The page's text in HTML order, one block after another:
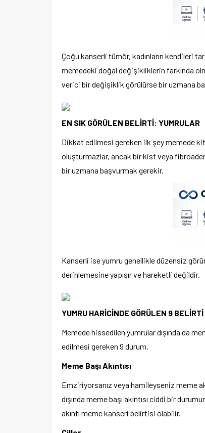
Çoğu kanserli tümör, kadınların kendileri
memedeki doğal değişikliklerin farkında
verici bir değişiklik görülürse bir uzmana
EN SIK GÖRÜLEN BELİRTİ: YUMRULAR
Dikkat edilmesi gereken ilk şey memede
oluşturmazlar, ancak bir kist veya
bir uzmana başvurmak gerekir.
Kanserli ise yumru genellikle düzensiz
derinlemesine yapışır ve hareketli değildir.
YUMRU HARİCİNDE GÖRÜLEN 9 BELİRTİ
Memede hissedilen yumrular dışında da
edilmesi gereken 9 durum.
Meme Başı Akıntısı
Emziriyorsanız veya hamileyseniz meme
dışında meme başı akıntısı ciddi bir
akıntı meme kanseri belirtisi olabilir.